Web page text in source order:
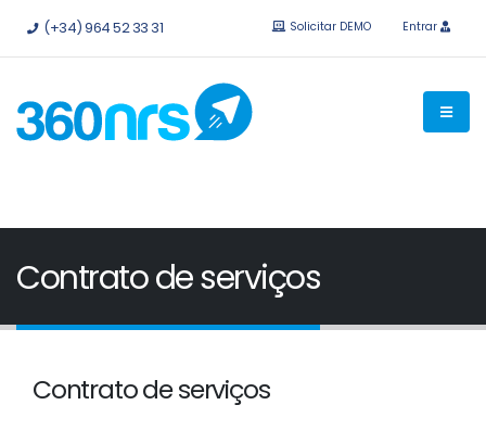
Experimentegrátis sem compromisso.APIs e integrações
(+34) 964 52 33 31 Solicitar DEMO Entrar
Contrato de serviços
Contrato de serviços